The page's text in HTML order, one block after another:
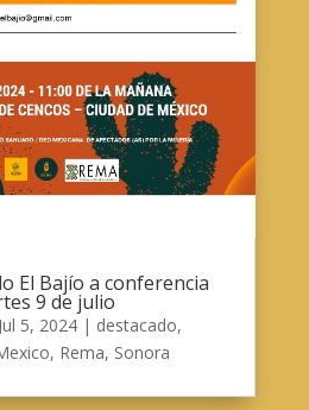
El Bajío a conferencia
9 de julio
Jul 5, 2024| destacado,
, Rema, Sonora